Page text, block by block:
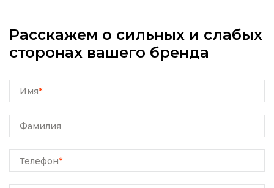
Расскажем о сильных и слабых
сторонах вашего бренда
Имя*
Фамилия
Телефон*